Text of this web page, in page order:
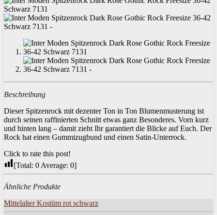
Beschreibung
Dieser Spitzenrock mit dezenter Ton in Ton Blumenmusterung ist
durch seinen raffinierten Schnitt etwas ganz Besonderes. Vorn kurz
und hinten lang – damit zieht Ihr garantiert die Blicke auf Euch. Der
Rock hat einen Gummizugbund und einen Satin-Unterrock.
Click to rate this post!
[Total: 0 Average: 0]
Ähnliche Produkte
Mittelalter Kostüm rot schwarz